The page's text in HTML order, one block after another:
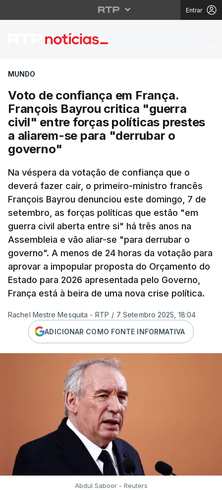
Entrar
Voto de confiança
MUNDO
Voto de confiança em França.
François Bayrou critica "guerra
civil" entre forças políticas prestes
a aliarem-se para "derrubar o
governo"
Na véspera da votação de confiança que o
deverá fazer cair, o primeiro-ministro francês
François Bayrou denunciou este domingo, 7 de
setembro, as forças políticas que estão "em
guerra civil aberta entre si" há três anos na
Assembleia e vão aliar-se "para derrubar o
governo". A menos de 24 horas da votação para
aprovar a impopular proposta do Orçamento do
Estado para 2026 apresentada pelo Governo,
França está à beira de uma nova crise política.
Rachel Mestre Mesquita - RTP / 7 Setembro 2025, 18:04
ADICIONAR COMO FONTE INFORMATIVA
Abdul Saboor - Reuters